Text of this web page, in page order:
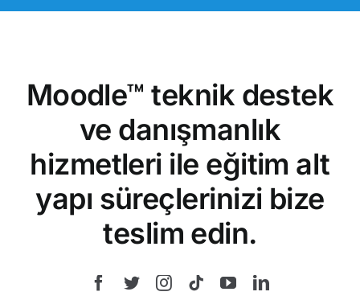
Moodle™ teknik destek
ve danışmanlık
hizmetleri ile eğitim alt
yapı süreçlerinizi bize
teslim edin.